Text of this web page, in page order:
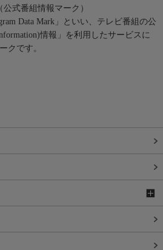
式番組情報マーク）
Data Mark」といい、テレビ番組の公
情報」を利用したサービスに
クです。